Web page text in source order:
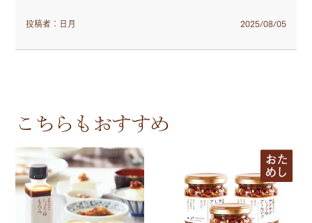
投稿者：日月 2025/08/05
こちらもおすすめ